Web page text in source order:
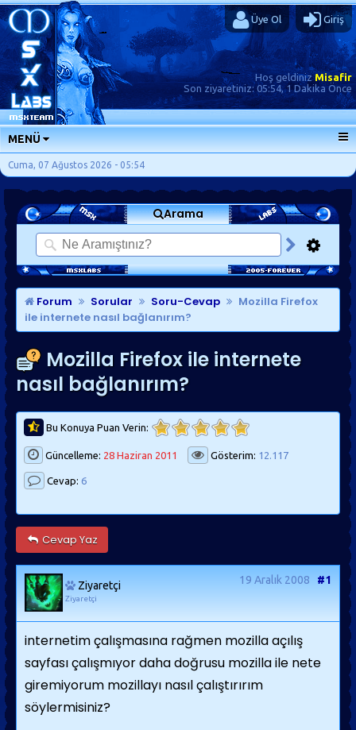
Üye Ol Giriş
Hoş geldinizMisafir
Son ziyaretiniz: 05:54, 1 Dakika Önce
MENÜ
ANA SAYFA
FORUMLAR
SORU-CEVAP
GÜNLÜKLER
SON MESAJLAR
KISAYOLLAR
Cuma, 07 Ağustos 2026 - 05:54
Arama
Forum Sorular Soru-Cevap
Mozilla Firefox
ile internete nasıl bağlanırım?
Mozilla Firefox ile internete
nasıl bağlanırım?
Bu Konuya Puan Verin:
Güncelleme: 28 Haziran 2011 Gösterim: 12.117
Cevap: 6
Cevap Yaz
Ziyaretçi
Ziyaretçi
19 Aralık 2008 #1
internetim çalışmasına rağmen mozilla açılış
sayfası çalışmıyor daha doğrusu mozilla ile nete
giremiyorum mozillayı nasıl çalıştırırım
söylermisiniz?